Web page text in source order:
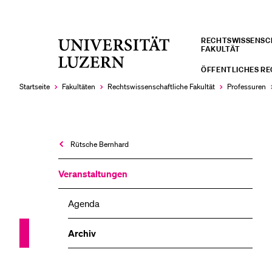
Universität
FAKULTÄT
ÖFFENTLICHES
Startseite
Fakultäten Rechtswissenschaftliche Fakultät Professuren
Rütsche Bernhard
Veranstaltungen
Agenda
Archiv
LETZTE SUCHEN
Sie haben noch keine Suche getätigt.